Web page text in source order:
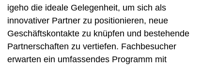
igeho die ideale Gelegenheit, um sich als
innovativer Partner zu positionieren, neue
Geschäftskontakte zu knüpfen und bestehende
Partnerschaften zu vertiefen. Fachbesucher
erwarten ein umfassendes Programm mit